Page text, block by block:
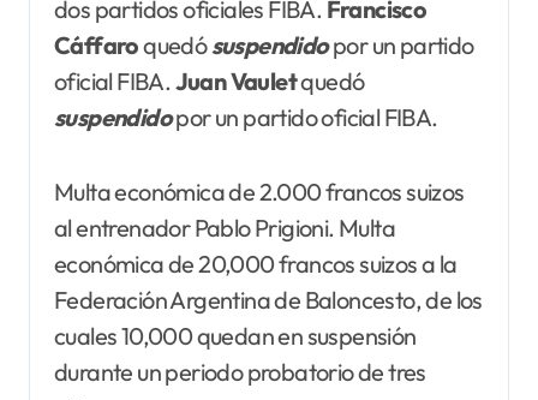
dos partidos oficiales FIBA. Francisco
Cáffaroquedósuspendidopor un partido
oficial FIBA. JuanVauletquedó
suspendidopor un partido oficial FIBA.
Multa económica de 2.000 francos suizos
al entrenador Pablo Prigioni. Multa
económica de 20,000 francos suizos a la
Federación Argentina de Baloncesto, de los
cuales 10,000 quedan en suspensión
durante un periodo probatorio de tres